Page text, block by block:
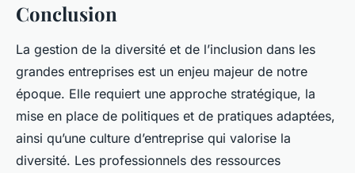
Conclusion
La gestion de la diversité et de l’inclusion dans les
grandes entreprises est un enjeu majeur de notre
époque. Elle requiert une approche stratégique, la
mise en place de politiques et de pratiques adaptées,
ainsi qu’une culture d’entreprise qui valorise la
diversité. Les professionnels des ressources